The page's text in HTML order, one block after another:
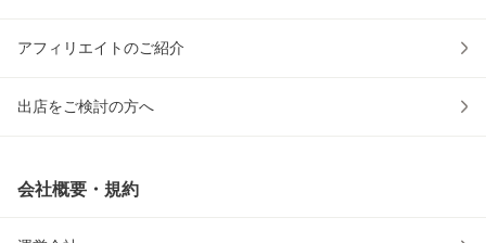
アフィリエイトのご紹介
出店をご検討の方へ
会社概要・規約